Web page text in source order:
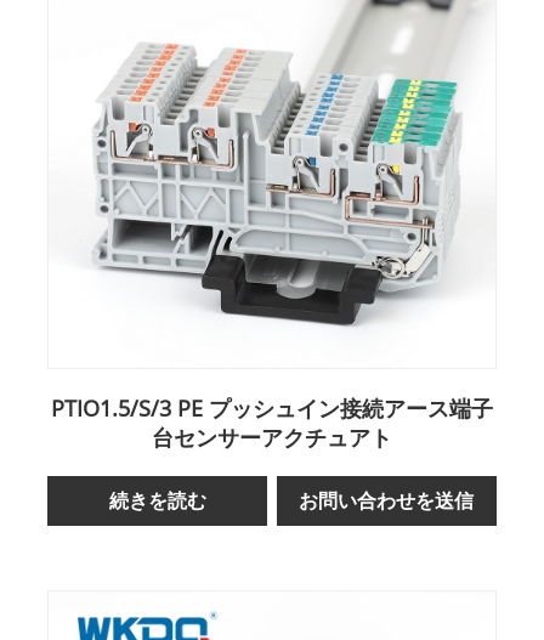
PTIO1.5/S/3 PE プッシュイン接続アース端子
台センサーアクチュアト
続きを読む お問い合わせを送信